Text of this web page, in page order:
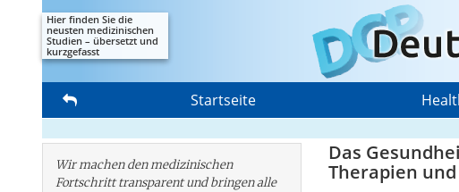
Hier finden Sie die
neusten medizinischen
Studien – übersetzt und
kurzgefasst
Startseite
Wir machen den medizinischen
Fortschritt transparent und bringen alle
Das
Therapien